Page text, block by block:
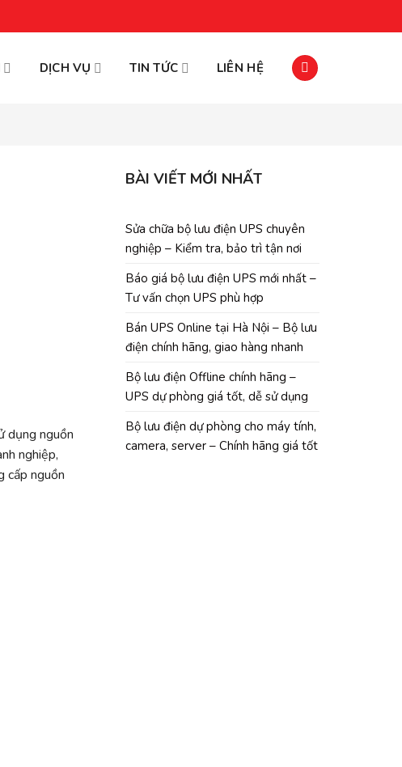
DỊCH VỤ TIN TỨC LIÊN HỆ
dụng nguồn
nghiệp,
cấp nguồn
BÀI VIẾT MỚI NHẤT
Sửa chữa bộ lưu điện UPS chuyên
nghiệp – Kiểm tra, bảo trì tận nơi
Báo giá bộ lưu điện UPS mới nhất –
Tư vấn chọn UPS phù hợp
Bán UPS Online tại Hà Nội – Bộ lưu
điện chính hãng, giao hàng nhanh
Bộ lưu điện Offline chính hãng –
UPS dự phòng giá tốt, dễ sử dụng
Bộ lưu điện dự phòng cho máy tính,
camera, server – Chính hãng giá tốt